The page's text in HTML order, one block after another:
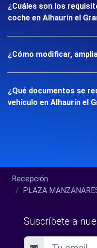
¿Cuáles son los
coche en Alhaurín el
¿Cómo modificar,
¿Qué documentos se
vehículo en Alhaurín el
Recepción
PLAZA
Suscríbete a